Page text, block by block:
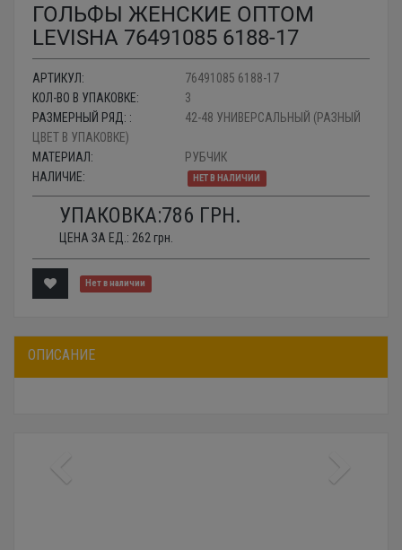
ГОЛЬФЫ ЖЕНСКИЕ ОПТОМ
LEVISHA 76491085 6188-17
АРТИКУЛ:
76491085 6188-17
КОЛ-ВО В УПАКОВКЕ:
3
РАЗМЕРНЫЙ РЯД: :
42-48 УНИВЕРСАЛЬНЫЙ (РАЗНЫЙ
ЦВЕТ В УПАКОВКЕ)
МАТЕРИАЛ:
РУБЧИК
НАЛИЧИЕ:
НЕТ В НАЛИЧИИ
УПАКОВКА:786 ГРН.
ЦЕНА ЗА ЕД.: 262 грн.
Нет в наличии
ОПИСАНИЕ